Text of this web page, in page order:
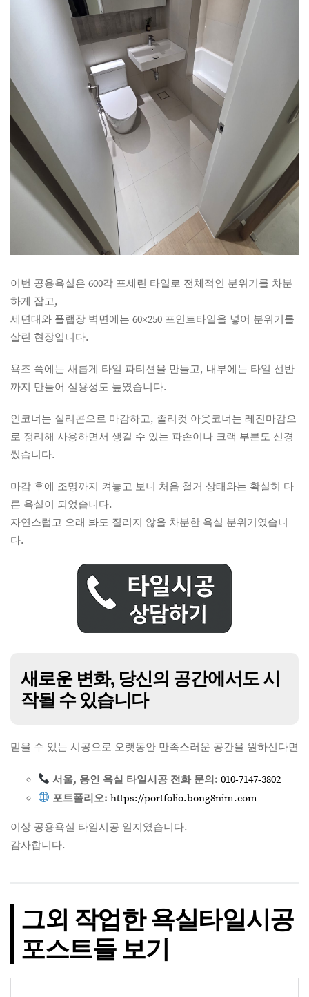
이번 공용욕실은 600각 포세린 타일로 전체적인 분위기를 차분
하게 잡고,
세면대와 플랩장 벽면에는 60×250 포인트타일을 넣어 분위기를
살린 현장입니다.
욕조 쪽에는 새롭게 타일 파티션을 만들고, 내부에는 타일 선반
까지 만들어 실용성도 높였습니다.
인코너는 실리콘으로 마감하고, 졸리컷 아웃코너는 레진마감으
로 정리해 사용하면서 생길 수 있는 파손이나 크랙 부분도 신경
썼습니다.
마감 후에 조명까지 켜놓고 보니 처음 철거 상태와는 확실히 다
른 욕실이 되었습니다.
자연스럽고 오래 봐도 질리지 않을 차분한 욕실 분위기였습니
다.
새로운 변화, 당신의 공간에서도 시
작될 수 있습니다
믿을 수 있는 시공으로 오랫동안 만족스러운 공간을 원하신다면
서울, 용인 욕실 타일시공 전화 문의: 010-7147-3802
포트폴리오: https://portfolio.bong8nim.com
이상 공용욕실 타일시공 일지였습니다.
감사합니다.
그외 작업한 욕실타일시공
포스트들 보기